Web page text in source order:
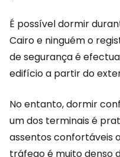
É possível dormir
Cairo e ninguém o
de segurança é
edifício a partir do
No entanto, dormir
um dos terminais é
assentos confortáveis
tráfego é muito denso